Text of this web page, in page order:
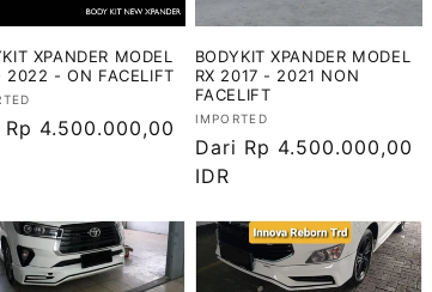
XPANDER MODEL
2022 - ON FACELIFT
Rp 4.500.000,00
BODYKIT XPANDER MODEL
RX 2017 - 2021 NON
FACELIFT
Vendor:
IMPORTED
Harga
reguler
Dari Rp 4.500.000,00
IDR